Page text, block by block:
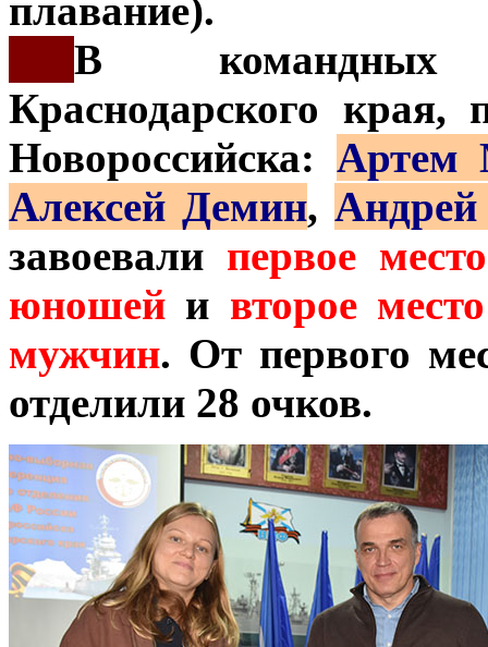
плавание).
В командных
Краснодарского края,
Новороссийска: Артем
Алексей Демин,
завоевали первое
юношей и второе
мужчин. От первого
отделили 28 очков.